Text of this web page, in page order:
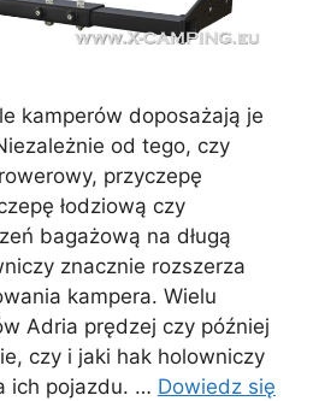
kamperów doposażają je
od tego, czy
przyczepę
łodziową czy
bagażową na długą
znacznie rozszerza
kampera. Wielu
Adria prędzej czy później
czy i jaki hak holowniczy
ich pojazdu. … Dowiedz się